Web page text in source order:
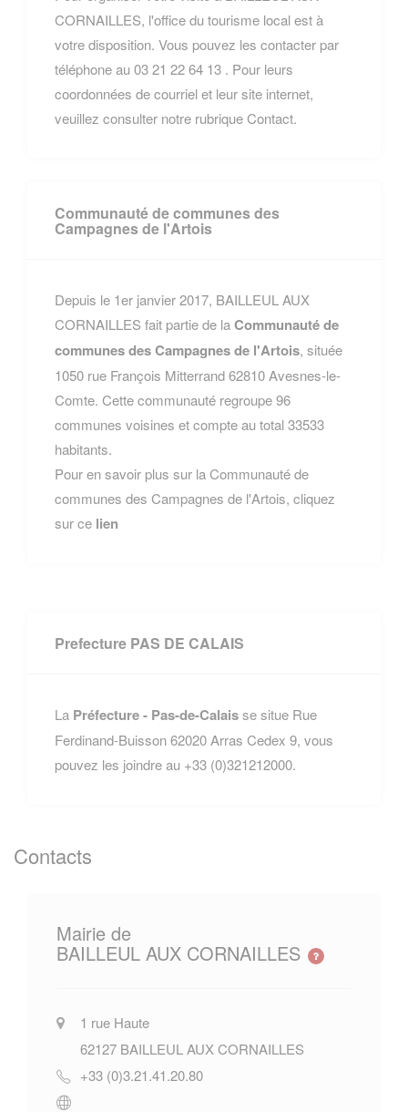
CORNAILLES, l'office du tourisme local est à
votre disposition. Vous pouvez les contacter par
téléphone au 03 21 22 64 13 . Pour leurs
coordonnées de courriel et leur site internet,
veuillez consulter notre rubrique Contact.
Communauté de communes des
Campagnes de l'Artois
Depuis le 1er janvier 2017, BAILLEUL AUX
CORNAILLES fait partie de laCommunauté de
communes des Campagnes de l'Artois, située
1050 rue François Mitterrand 62810 Avesnes-le-
Comte. Cette communauté regroupe 96
communes voisines et compte au total 33533
habitants.
Pour en savoir plus sur la Communauté de
communes des Campagnes de l'Artois, cliquez
sur ce lien
Prefecture PAS DE CALAIS
La Préfecture - Pas-de-Calaisse situe Rue
Ferdinand-Buisson 62020 Arras Cedex 9, vous
pouvez les joindre au +33 (0)321212000.
Contacts
Mairie de
BAILLEUL AUX CORNAILLES
1 rue Haute
62127 BAILLEUL AUX CORNAILLES
+33 (0)3.21.41.20.80